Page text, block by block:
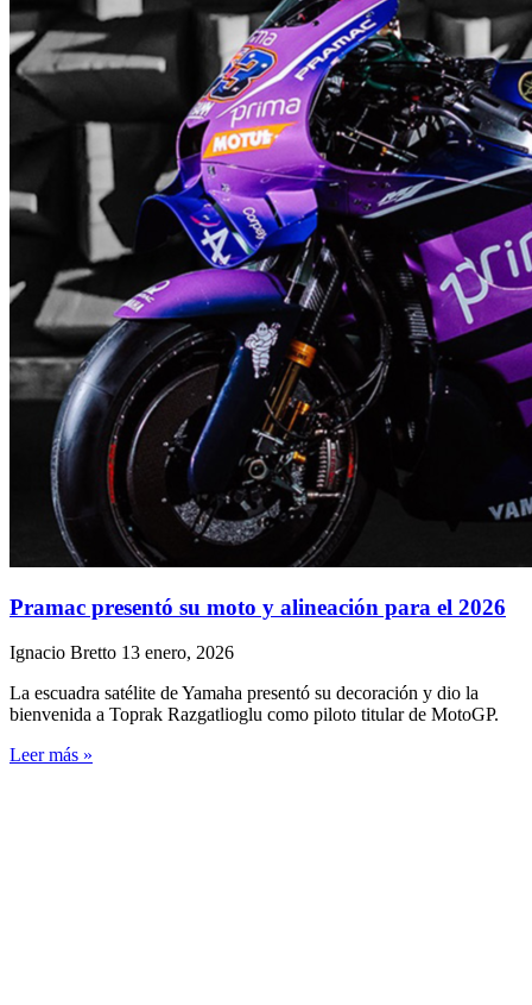
Pramac presentó su moto y alineación para el 2026
Ignacio Bretto 13 enero, 2026
La escuadra satélite de Yamaha presentó su decoración y dio la
bienvenida a Toprak Razgatlioglu como piloto titular de MotoGP.
Leer más »